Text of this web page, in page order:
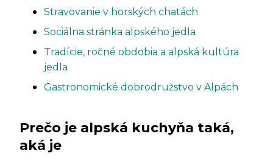
Stravovanie v horských chatách
Sociálna stránka alpského jedla
Tradície, ročné obdobia a alpská kultúra
jedla
Gastronomické dobrodružstvo v Alpách
Prečo je alpská kuchyňa taká,
aká je